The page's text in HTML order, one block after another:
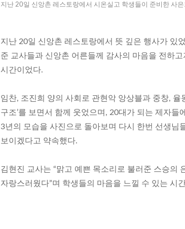
지난 20일 신앙촌 레스토랑에서 시온실고 학생들이 준비한 사
지난 20일 신앙촌 레스토랑에서 뜻 깊은 행사가 있
준 교사들과 신앙촌 어른들께 감사의 마음을 전하
시간이었다.
임찬, 조진희 양의 사회로 관현악 앙상블과 중창, 율
구조’를 보면서 함께 웃었으며, 20대가 되는 제자
3년의 모습을 사진으로 돌아보며 다시 한번 선생님
보이겠다고 약속했다.
김현진 교사는 “맑고 예쁜 목소리로 불러준 스승의
자랑스러웠다”며 학생들의 마음을 느낄 수 있는 시